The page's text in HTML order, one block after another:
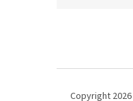
Copyright 2026